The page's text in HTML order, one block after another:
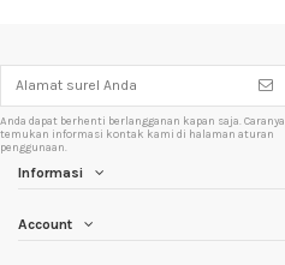
Anda dapat berhenti berlangganan kapan saja. Caranya,
temukan informasi kontak kami di halaman aturan
penggunaan.
Informasi
Account